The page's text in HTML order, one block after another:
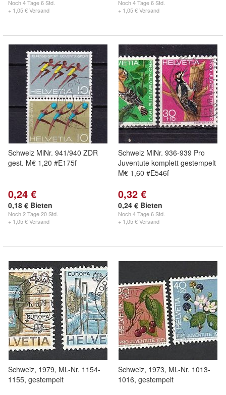
Noch4 Tage 6 Std.
+ 1,05 € Versand
Noch4 Tage 6 Std.
+ 1,05 € Versand
Schweiz MiNr. 941/940 ZDR
gest. M€ 1,20 #E175f
0,24 €
0,18 € Bieten
Noch2 Tage 20 Std.
+ 1,05 € Versand
Schweiz MiNr. 936-939 Pro
Juventute komplett gestempelt
M€ 1,60 #E546f
0,32 €
0,24 € Bieten
Noch4 Tage 6 Std.
+ 1,05 € Versand
Schweiz, 1979, Mi.-Nr. 1154-
1155, gestempelt
Schweiz, 1973, Mi.-Nr. 1013-
1016, gestempelt